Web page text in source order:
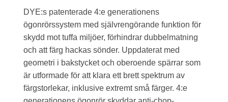
DYE:s patenterade 4:e generationens
ögonrörssystem med självrengörande funktion för
skydd mot tuffa miljöer, förhindrar dubbelmatning
och att färg hackas sönder. Uppdaterat med
geometri i bakstycket och oberoende spärrar som
är utformade för att klara ett brett spektrum av
färgstorlekar, inklusive extremt små färger. 4:e